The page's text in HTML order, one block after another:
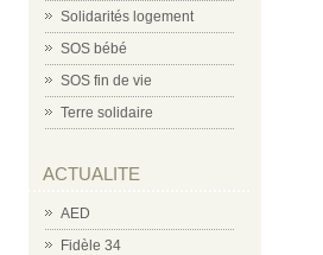
Solidarités logement
SOS bébé
SOS fin de vie
Terre solidaire
ACTUALITE
AED
Fidèle 34